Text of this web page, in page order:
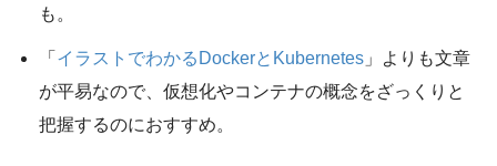
も。
「 イラストでわかるDockerとKubernetes 」よりも文章
が平易なので、仮想化やコンテナの概念をざっくりと
把握するのにおすすめ。